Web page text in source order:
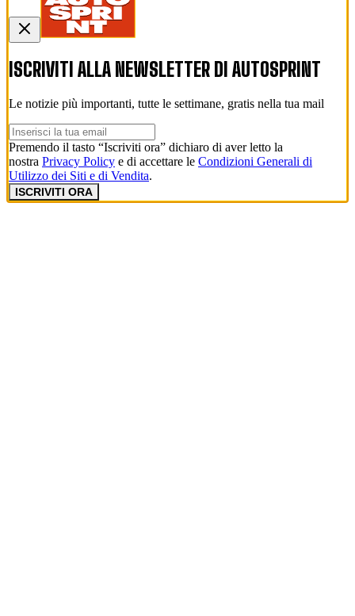
ISCRIVITI ALLA NEWSLETTER DI AUTOSPRINT
Le notizie più importanti, tutte le settimane, gratis nella tua mail
Premendo il tasto “Iscriviti ora” dichiaro di aver letto la
nostra Privacy Policy e di accettare le Condizioni Generali di
Utilizzo dei Siti e di Vendita.
ISCRIVITI ORA